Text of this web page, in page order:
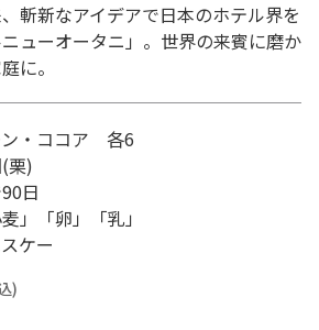
斬新なアイデアで日本のホテル界を
ューオータニ」。世界の来賓に磨か
に。
ン・ココア 各6
(栗)
日
」「卵」「乳」
ケー
)